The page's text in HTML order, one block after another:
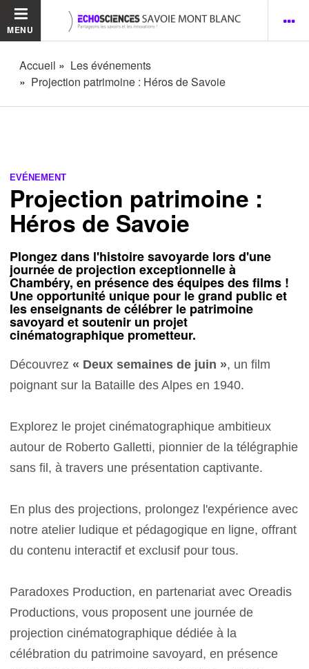
MENU
Accueil
Les événements
Projection patrimoine : Héros de Savoie
EVÉNEMENT
Projection patrimoine :
Héros de Savoie
Plongez dans l'histoire savoyarde lors d'une
journée de projection exceptionnelle à
Chambéry, en présence des équipes des films !
Une opportunité unique pour le grand public et
les enseignants de célébrer le patrimoine
savoyard et soutenir un projet
cinématographique prometteur.
Découvrez« Deux semaines de juin », un film
poignant sur la Bataille des Alpes en 1940.
Explorez le projet cinématographique ambitieux
autour de Roberto Galletti, pionnier de la télégraphie
sans fil, à travers une présentation captivante.
En plus des projections, prolongez l'expérience avec
notre atelier ludique et pédagogique en ligne, offrant
du contenu interactif et exclusif pour tous.
Paradoxes Production, en partenariat avec Oreadis
Productions, vous proposent une journée de
projection cinématographique dédiée à la
célébration du patrimoine savoyard, en présence